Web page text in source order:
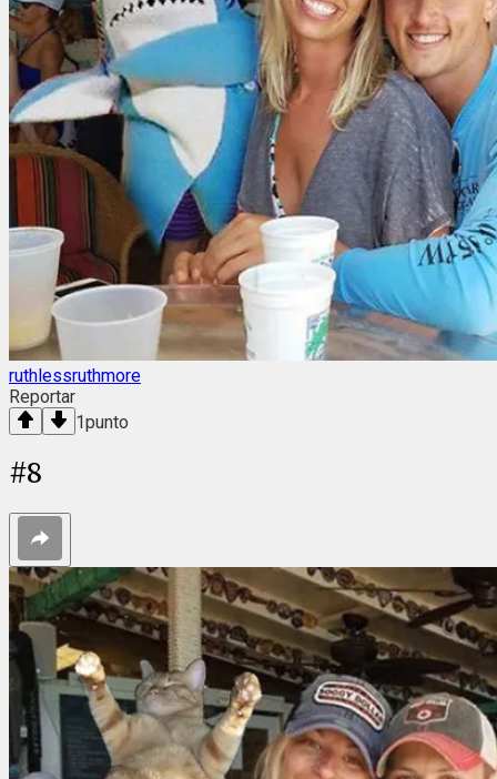
ruthlessruthmore
Reportar
1punto
#8